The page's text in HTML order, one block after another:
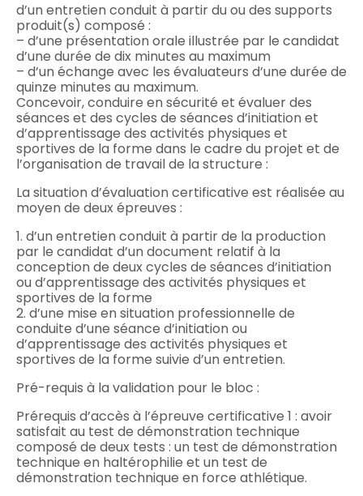
d’un entretien conduit à partir du ou des supports
produit(s) composé :
– d’une présentation orale illustrée par le candidat
d’une durée de dix minutes au maximum
– d’un échange avec les évaluateurs d’une durée de
quinze minutes au maximum.
Concevoir, conduire en sécurité et évaluer des
séances et des cycles de séances d’initiation et
d’apprentissage des activités physiques et
sportives de la forme dans le cadre du projet et de
l’organisation de travail de la structure :
La situation d’évaluation certificative est réalisée au
moyen de deux épreuves :
1. d’un entretien conduit à partir de la production
par le candidat d’un document relatif à la
conception de deux cycles de séances d’initiation
ou d’apprentissage des activités physiques et
sportives de la forme
2. d’une mise en situation professionnelle de
conduite d’une séance d’initiation ou
d’apprentissage des activités physiques et
sportives de la forme suivie d’un entretien.
Pré-requis à la validation pour le bloc :
Prérequis d’accès à l’épreuve certificative 1 : avoir
satisfait au test de démonstration technique
composé de deux tests : un test de démonstration
technique en haltérophilie et un test de
démonstration technique en force athlétique.